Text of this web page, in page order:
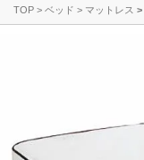
TOP ベッド マットレス